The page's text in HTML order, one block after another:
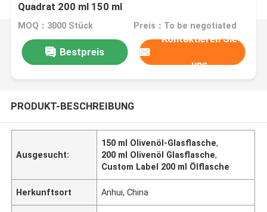
Quadrat 200 ml 150 ml
MOQ：3000 Stück Preis：To be negotiated
Bestpreis
Kontaktieren Sie
uns
PRODUKT-BESCHREIBUNG
Ausgesucht:
150 ml Olivenöl-Glasflasche,
200 ml Olivenöl Glasflasche,
Custom Label 200 ml Ölflasche
Herkunftsort Anhui, China